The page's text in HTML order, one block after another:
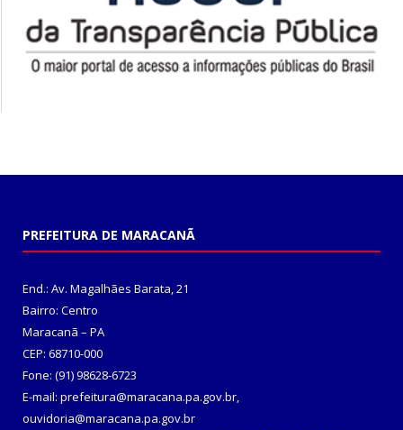
PREFEITURA DE MARACANÃ
End.: Av. Magalhães Barata, 21
Bairro: Centro
Maracanã – PA
CEP: 68710-000
Fone: (91) 98628-6723
E-mail: prefeitura@maracana.pa.gov.br,
ouvidoria@maracana.pa.gov.br